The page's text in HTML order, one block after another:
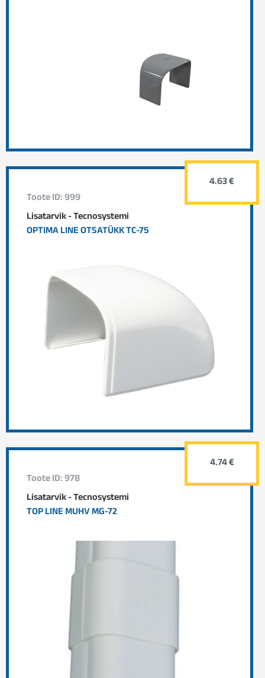
Toote ID: 999
Lisatarvik - Tecnosystemi
OPTIMA LINE OTSATÜKK TC-75
4.63 €
Toote ID: 978
Lisatarvik - Tecnosystemi
TOP LINE MUHV MG-72
4.74 €